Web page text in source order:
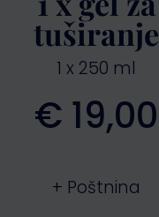
tuširanje
1 x 250 ml
€ 19,00
+ Poštnina